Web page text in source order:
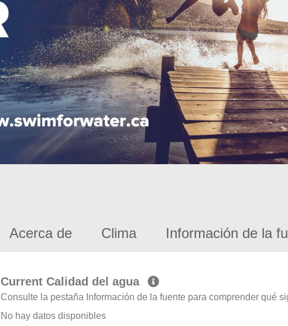
Acerca de Clima Información de la
Current Calidad del agua
Consulte la pestaña Información de la fuente para comprender qué
No hay datos disponibles